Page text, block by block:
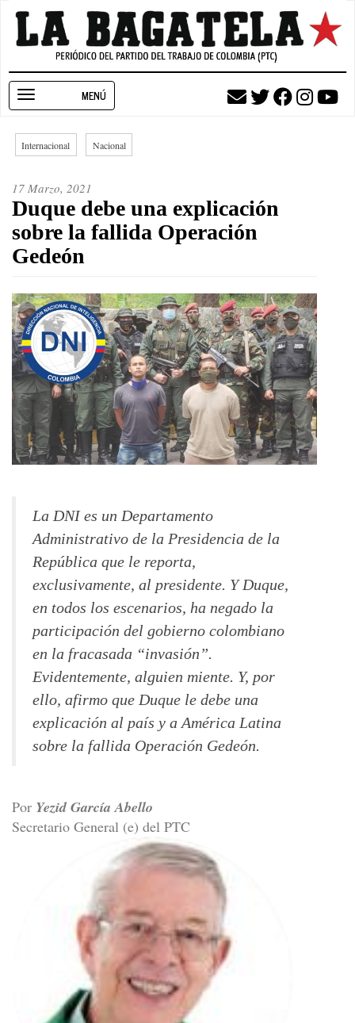
Pasar
contenido
navigation
Internacional Nacional
17 Marzo, 2021
Duque debe una explicación
sobre la fallida Operación
Gedeón
La DNI es un Departamento
Administrativo de la Presidencia de la
República que le reporta,
exclusivamente, al presidente. Y Duque,
en todos los escenarios, ha negado la
participación del gobierno colombiano
en la fracasada “invasión”.
Evidentemente, alguien miente. Y, por
ello, afirmo que Duque le debe una
explicación al país y a América Latina
sobre la fallida Operación Gedeón.
Por Yezid García Abello
Secretario General (e) del PTC